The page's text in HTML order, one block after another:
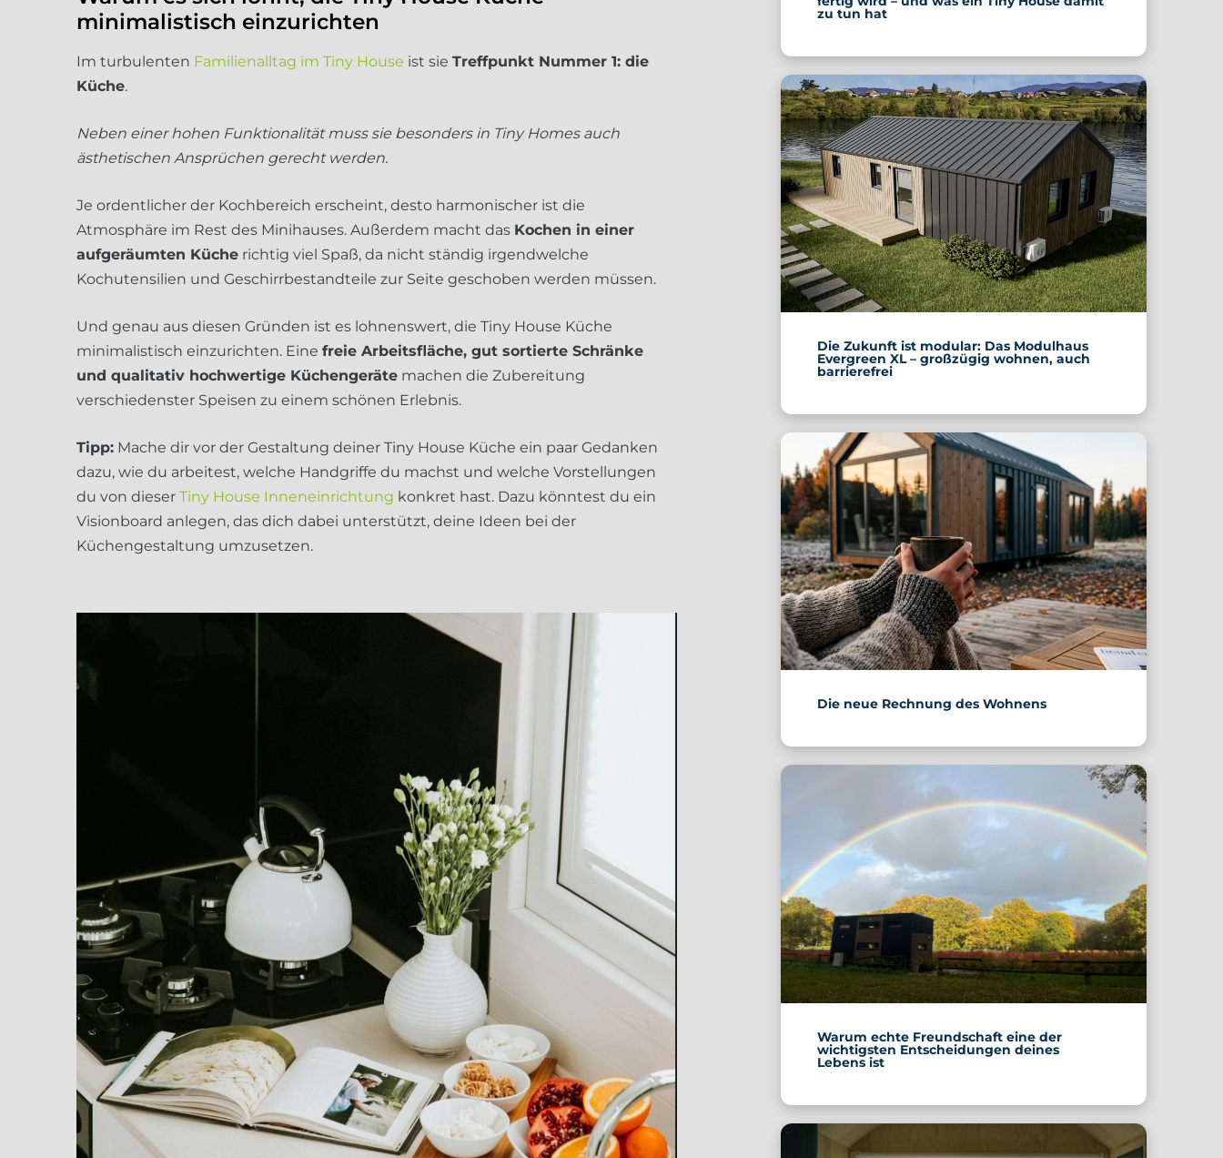
minimalistisch einzurichten
Im turbulenten Familienalltag im Tiny House ist sie Treffpunkt Nummer 1: die
Küche.
Neben einer hohen Funktionalität muss sie besonders in Tiny Homes auch
ästhetischen Ansprüchen gerecht werden.
Je ordentlicher der Kochbereich erscheint, desto harmonischer ist die
Atmosphäre im Rest des Minihauses. Außerdem macht das Kochen in einer
aufgeräumten Küche richtig viel Spaß, da nicht ständig irgendwelche
Kochutensilien und Geschirrbestandteile zur Seite geschoben werden müssen.
Und genau aus diesen Gründen ist es lohnenswert, die Tiny House Küche
minimalistisch einzurichten. Eine freie Arbeitsfläche, gut sortierte Schränke
und qualitativ hochwertige Küchengeräte machen die Zubereitung
verschiedenster Speisen zu einem schönen Erlebnis.
Tipp: Mache dir vor der Gestaltung deiner Tiny House Küche ein paar Gedanken
dazu, wie du arbeitest, welche Handgriffe du machst und welche Vorstellungen
du von dieser Tiny House Inneneinrichtung konkret hast. Dazu könntest du ein
Visionboard anlegen, das dich dabei unterstützt, deine Ideen bei der
Küchengestaltung umzusetzen.
zu tun hat
Die Zukunft ist modular: Das Modulhaus
Evergreen XL – großzügig wohnen, auch
barrierefrei
Die neue Rechnung des Wohnens
Warum echte Freundschaft eine der
wichtigsten Entscheidungen deines
Lebens ist